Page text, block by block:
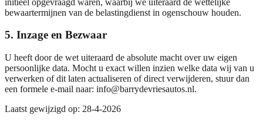
bewaartermijnen van de belastingdienst in ogenschouw houden.
5. Inzage en Bezwaar
U heeft door de wet uiteraard de absolute macht over uw eigen
persoonlijke data. Mocht u exact willen inzien welke data wij van u
verwerken of dit laten actualiseren of direct verwijderen, stuur dan
een formele e-mail naar: info@barrydevriesautos.nl.
Laatst gewijzigd op: 28-4-2026